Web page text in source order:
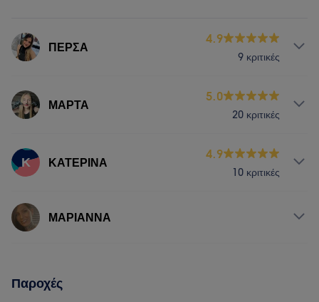
ΠΕΡΣΑ
4.9
9 κριτικές
Υπηρεσίες
Πορτφόλιο
ΜΑΡΤΑ
5.0
20 κριτικές
Υπηρεσίες
Κ ΚΑΤΕΡΙΝΑ
4.9
10 κριτικές
ΥπηρεσίεςΜΑΡΙΑΝΝΑ
Πρόσωπο
Παροχές